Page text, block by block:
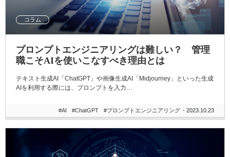
コラム
プロンプトエンジニアリングは難しい？ 管理
職こそAIを使いこなすべき理由とは
テキスト生成AI「ChatGPT」や画像生成AI「Midjourney」といった生成
AIを利用する際には、プロンプトを入力…
#AI #ChatGPT #プロンプトエンジニアリング - 2023.10.23